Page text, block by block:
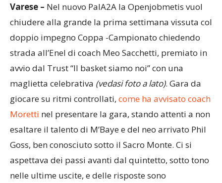
Varese – Nel nuovo PalA2A la Openjobmetis vuol
chiudere alla grande la prima settimana vissuta col
doppio impegno Coppa -Campionato chiedendo
strada all’Enel di coach Meo Sacchetti, premiato in
avvio dal Trust “Il basket siamo noi” con una
maglietta celebrativa (vedasi foto a lato). Gara da
giocare su ritmi controllati, come ha avvisato coach
Moretti nel presentare la gara, stando attenti a non
esaltare il talento di M’Baye e del neo arrivato Phil
Goss, ben conosciuto sotto il Sacro Monte. Ci si
aspettava dei passi avanti dal quintetto, sotto tono
nelle ultime uscite, e delle risposte sono